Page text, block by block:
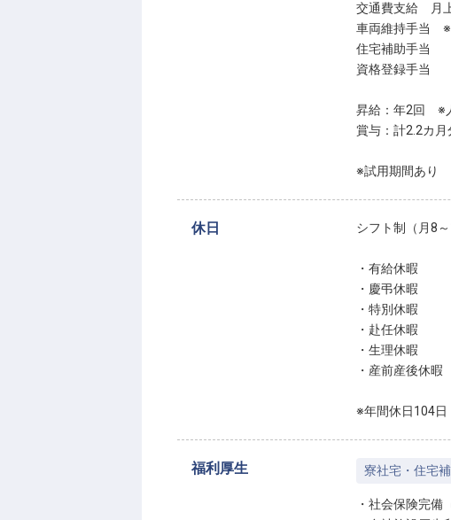
交通費支給 月
車両維持手当 ※
住宅補助手当
資格登録手当
昇給：年2回 ※
賞与：計2.2カ
※試用期間あり
休日 シフト制（月8～
・有給休暇
・慶弔休暇
・特別休暇
・赴任休暇
・生理休暇
・産前産後休暇
※年間休日104日
福利厚生 寮社宅・住宅
・社会保険完備